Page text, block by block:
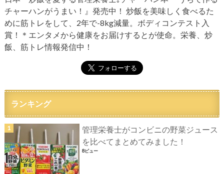
チャーハンがうまい！』発売中！ 炒飯を美味しく食べるた
めに筋トレをして、2年で-8kg減量。ボディコンテスト入
賞！＊エンタメから健康をお届けするとが使命。栄養、炒
飯、筋トレ情報発信中！
ランキング
管理栄養士がコンビニの野菜ジュース
を比べてまとめてみました！
8ビュー